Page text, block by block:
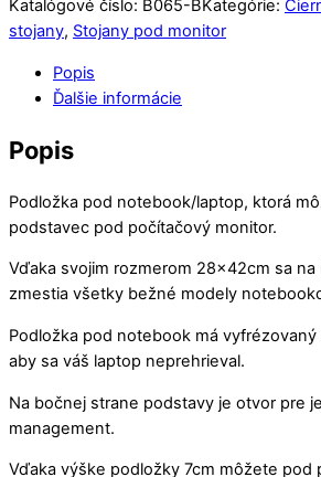
Katalógové číslo: B065-BKategórie:
stojany, Stojany pod monitor
Popis
Ďalšie informácie
Popis
Podložka pod notebook/laptop, ktorá
podstavec pod počítačový monitor.
Vďaka svojim rozmerom 28x42cm sa
zmestia všetky bežné modely
Podložka pod notebook má
aby sa váš laptop neprehrieval.
Na bočnej strane podstavy je otvor pre
management.
Vďaka výške podložky 7cm môžete pod